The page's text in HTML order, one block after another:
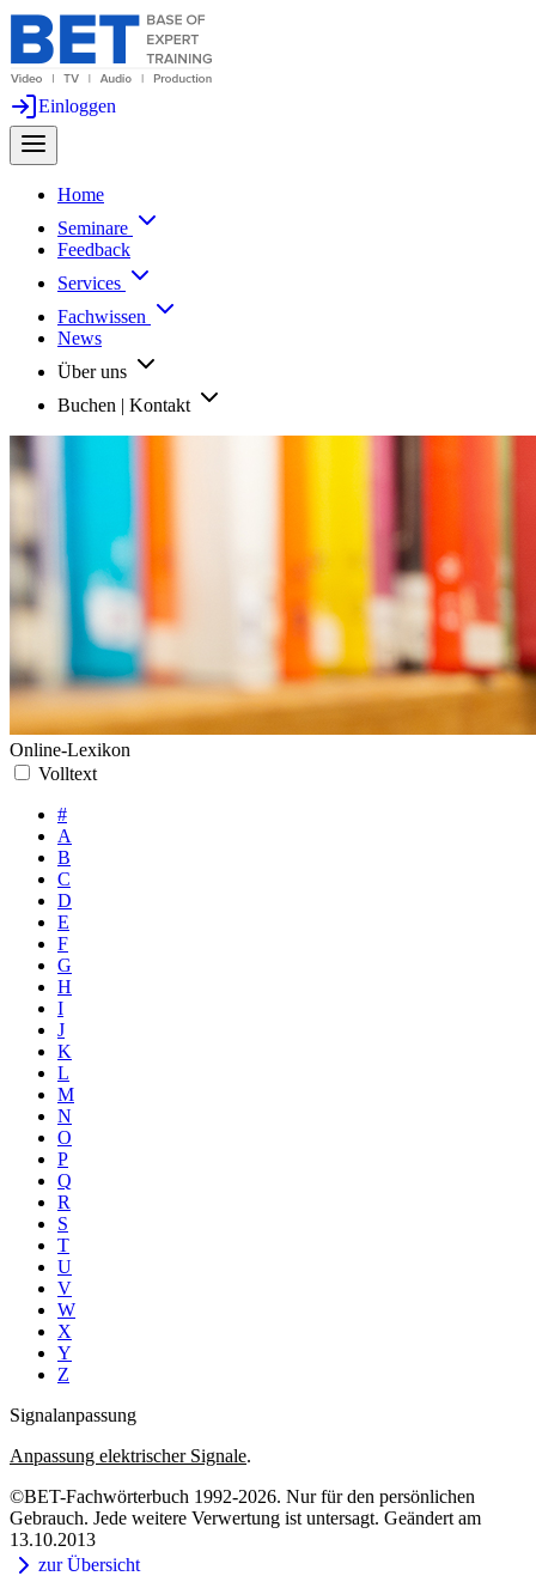
Einloggen
Home
Seminare
Feedback
Services
Fachwissen
News
Über uns
Buchen | Kontakt
Online-Lexikon
Volltext
#
A
B
C
D
E
F
G
H
I
J
K
L
M
N
O
P
Q
R
S
T
U
V
W
X
Y
Z
Signalanpassung
Anpassung elektrischer Signale.
©BET-Fachwörterbuch 1992-2026. Nur für den persönlichen
Gebrauch. Jede weitere Verwertung ist untersagt. Geändert am
13.10.2013
zur Übersicht